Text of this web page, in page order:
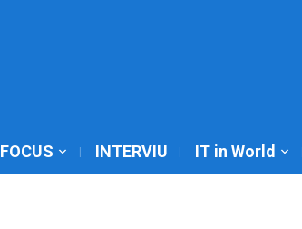
FOCUS INTERVIU IT in World